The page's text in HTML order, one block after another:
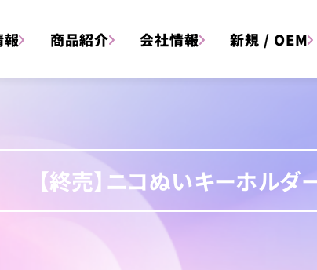
報 商品紹介 会社情報 新規 / OEM
【終売】ニコぬいキーホルダ